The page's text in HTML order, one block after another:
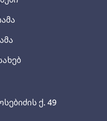
ქ. 49